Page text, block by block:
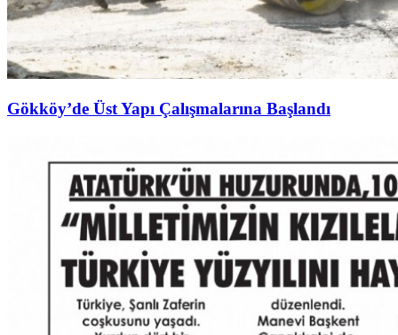
Gökköy’de Üst Yapı Çalışmalarına Başlandı